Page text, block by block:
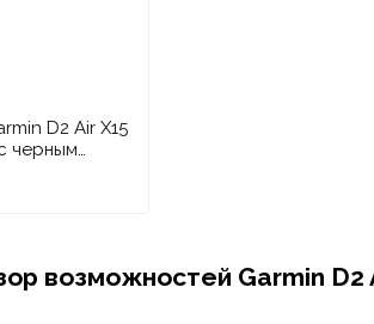
возможностей Garmin D2
D2 Air X15
черным